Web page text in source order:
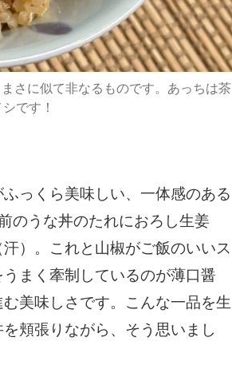
さに似て非なるものです。あっちは茶
です！
っくら美味しい、一体感のある
のうな丼のたれにおろし生姜
）。これと山椒がご飯のいいス
まく牽制しているのが薄口醤
美味しさです。こんな一品を生
頬張りながら、そう思いまし